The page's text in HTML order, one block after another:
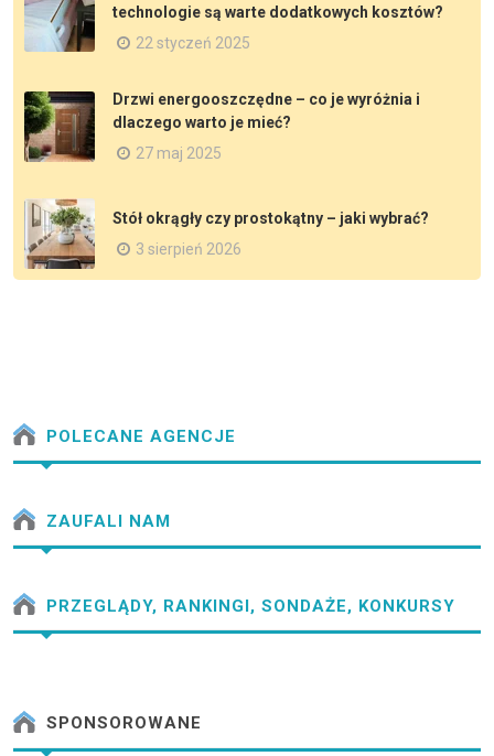
technologie są warte dodatkowych kosztów?
22 styczeń 2025
Drzwi energooszczędne – co je wyróżnia i
dlaczego warto je mieć?
27 maj 2025
Stół okrągły czy prostokątny – jaki wybrać?
3 sierpień 2026
POLECANE AGENCJE
ZAUFALI NAM
PRZEGLĄDY, RANKINGI, SONDAŻE, KONKURSY
SPONSOROWANE